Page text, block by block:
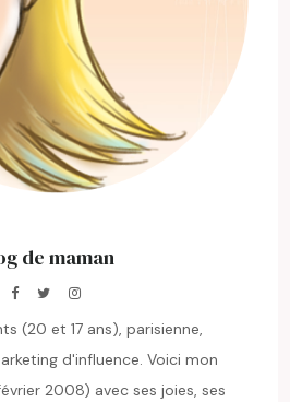
de maman
(20 et 17 ans), parisienne,
d'influence. Voici mon
2008) avec ses joies, ses